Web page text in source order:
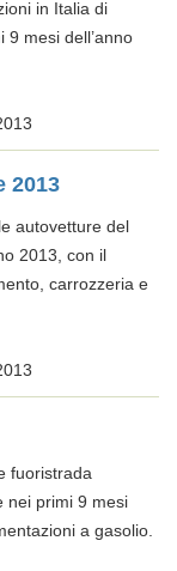
in Italia di
mesi dell’anno
2013
autovetture del
2013, con il
carrozzeria e
fuoristrada
nei primi 9 mesi
a gasolio.